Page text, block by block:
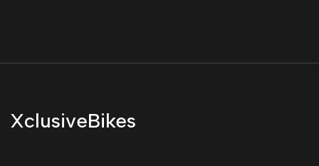
XclusiveBikes